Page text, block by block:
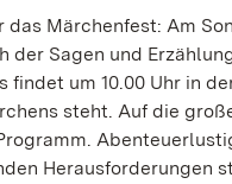
Märchenfest: Am
der Sagen und
um 10.00 Uhr in
steht. Auf die
Herausforderungen